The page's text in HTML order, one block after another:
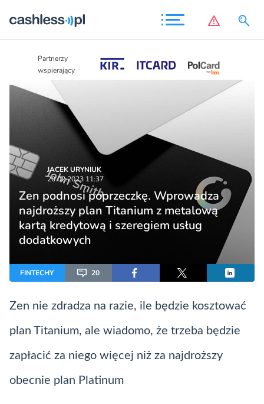
Partnerzy
wspierający
JACEK URYNIUK
20.02.2023 11:37
Zen podnosi poprzeczkę. Wprowadza
najdroższy plan Titanium z metalową
kartą kredytową i szeregiem usług
dodatkowych
FINTECHY 20
Zen nie zdradza na razie, ile będzie kosztować
plan Titanium, ale wiadomo, że trzeba będzie
zapłacić za niego więcej niż za najdroższy
obecnie plan Platinum